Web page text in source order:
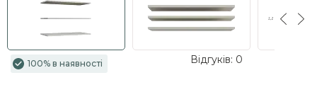
100% в наявності Відгуків: 0